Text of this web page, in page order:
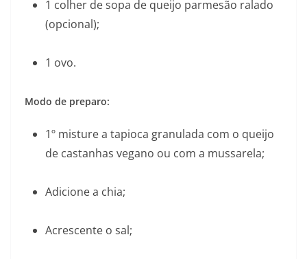
1 colher de sopa de queijo parmesão ralado
(opcional);
1 ovo.
Modo de preparo:
1º misture a tapioca granulada com o queijo
de castanhas vegano ou com a mussarela;
Adicione a chia;
Acrescente o sal;